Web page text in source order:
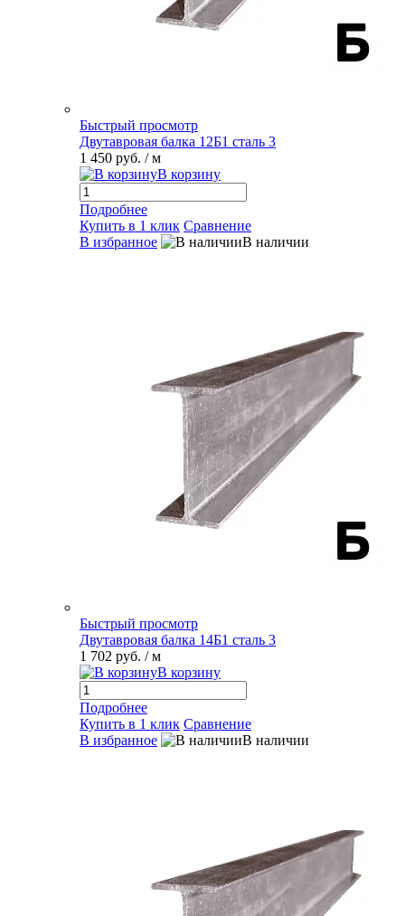
Быстрый просмотр
Двутавровая балка 12Б1 сталь 3
1 450 руб. / м
В корзину
Подробнее
Купить в 1 клик Сравнение
В избранное
В наличии
Быстрый просмотр
Двутавровая балка 14Б1 сталь 3
1 702 руб. / м
В корзину
Подробнее
Купить в 1 клик Сравнение
В избранное
В наличии